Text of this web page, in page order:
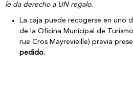
le da derecho a UN regalo.
La caja puede recogerse en uno
de la Oficina Municipal de
rue Cros Mayrevieille) previa
pedido.